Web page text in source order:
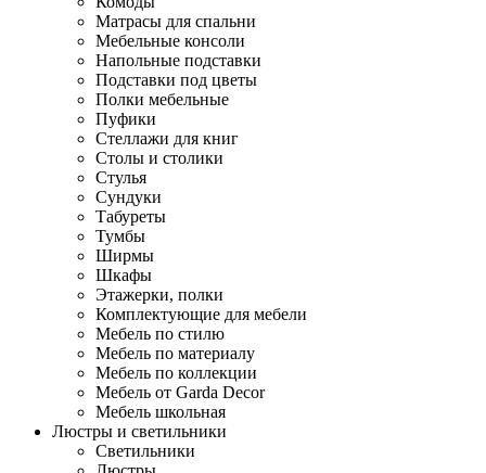
Матрасы для спальни
Мебельные консоли
Напольные подставки
Подставки под цветы
Полки мебельные
Пуфики
Стеллажи для книг
Столы и столики
Стулья
Сундуки
Табуреты
Тумбы
Ширмы
Шкафы
Этажерки, полки
Комплектующие для мебели
Мебель по стилю
Мебель по материалу
Мебель по коллекции
Мебель от Garda Decor
Мебель школьная
Люстры и светильники
Светильники